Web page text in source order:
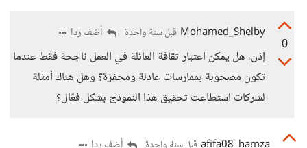
0
Mohamed_Shelby قبل سنة واحدة أضف ردا
إذن، هل يمكن اعتبار ثقافة العائلة في العمل ناجحة فقط عندما
تكون مصحوبة بممارسات عادلة ومحفزة؟ وهل هناك أمثلة
لشركات استطاعت تحقيق هذا النموذج بشكل فعّال؟